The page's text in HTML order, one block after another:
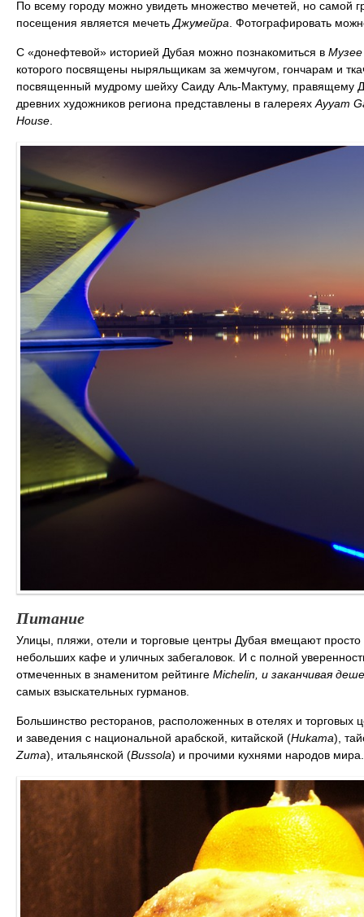
По всему городу можно увидеть множество мечетей, но самой
посещения является мечетьДжумейра. Фотографировать
С «донефтевой» историей Дубая можно познакомиться в
которого посвящены ныряльщикам за жемчугом, гончарам и
посвященный мудрому шейху Саиду Аль-Мактуму, правящему
древних художников региона представлены в галереяхAyyam
House.
Питание
Улицы, пляжи, отели и торговые центры Дубая вмещают
небольших кафе и уличных забегаловок. И с полной
отмеченных в знаменитом рейтинге Michelin, и заканчивая
самых взыскательных гурманов.
Большинство ресторанов, расположенных в отелях и
и заведения с национальной арабской, китайской (Hukama),
Zuma), итальянской (Bussola) и прочими кухнями народов мира.